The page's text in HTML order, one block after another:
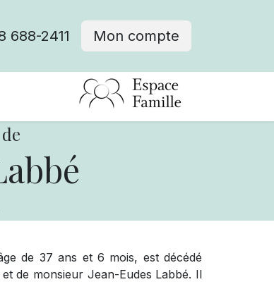
688-2411 Mon compte
de 37 ans et 6 mois, est décédé
de monsieur Jean-Eudes Labbé. Il